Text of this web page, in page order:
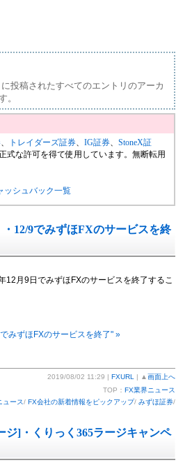
に投稿されたすべてのエントリのアーカ
。
、 トレイダーズ証券、 IG証券、 StoneX証
式な許可を得て使用しています。無断転用
ッシュバック一覧
12/9でみずほFXのサービスを終
12月9日でみずほFXのサービスを終了するこ
みずほFXのサービスを終了" »
2019/08/02 11:29 | FXURL | ▲ 画面上へ
TOP： FX業界ニュース
ース/ FX会社の新着情報をピックアップ/ みずほ証券/
ジ]・くりっく365ラージキャンペ